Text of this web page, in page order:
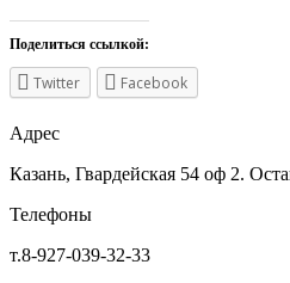
Поделиться ссылкой:
Twitter Facebook
Адрес
Казань, Гвардейская 54 оф 2.
Телефоны
т.8-927-039-32-33